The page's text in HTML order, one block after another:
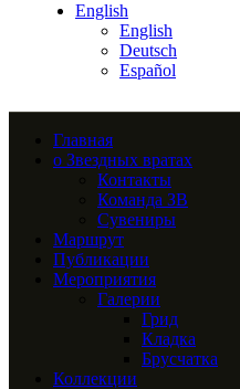
English
English
Deutsch
Español
Главная
о Звездных вратах
Контакты
Команда ЗВ
Сувениры
Маршрут
Публикации
Мероприятия
Галерии
Грид
Кладка
Брусчатка
Коллекции